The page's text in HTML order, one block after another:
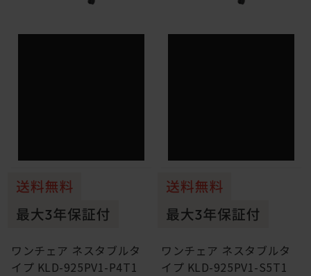
ワンチェア ネスタブルタ
イプ KLD-925PV1-P4T1
ワンチェア ネスタブルタ
イプ KLD-925PV1-S5T1